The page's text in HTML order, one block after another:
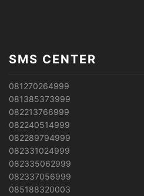
SMS CENTER
081270264999
081385373999
082213766999
082240514999
082289794999
082331024999
082335062999
082337056999
085188320003